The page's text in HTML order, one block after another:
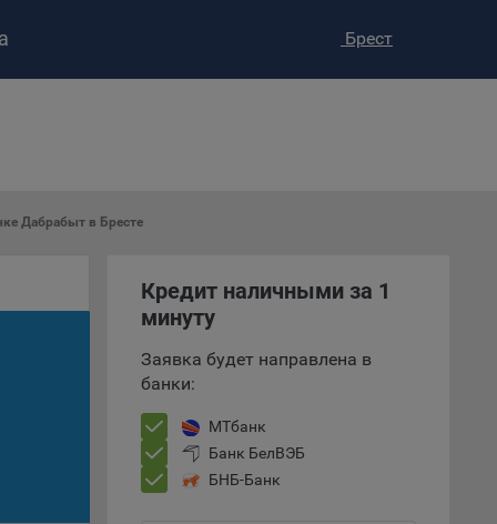
Брест
Дабрабыт в Бресте
Кредит наличными за 1
минуту
Заявка будет направлена в
банки:
МТбанк
Банк БелВЭБ
БНБ-Банк